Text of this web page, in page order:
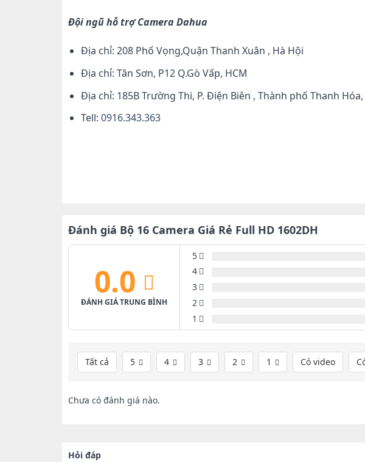
Đội ngũ hỗ trợ Camera Dahua
Địa chỉ: 208 Phố Vọng,Quận Thanh Xuân , Hà Hội
Địa chỉ: Tân Sơn, P12 Q.Gò Vấp, HCM
Địa chỉ: 185B Trường Thi, P. Điện Biên , Thành phố Thanh
Tell: 0916.343.363
Đánh giá Bộ 16 Camera Giá Rẻ Full HD 1602DH
0.0
ĐÁNH GIÁ TRUNG BÌNH
5
4
3
2
1
Tất cả 5 4 3 2 1 Có video
Chưa có đánh giá nào.
Hỏi đáp